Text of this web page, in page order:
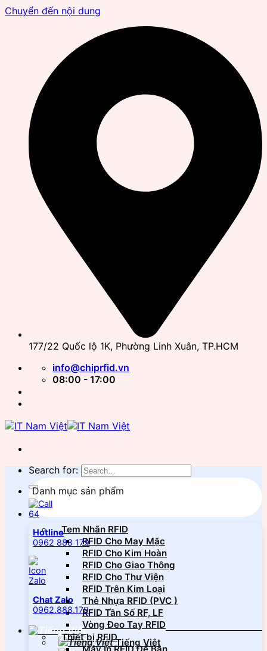
Chuyển đến nội dung
177/22 Quốc lộ 1K, Phường Linh Xuân, TP.HCM
info@chiprfid.vn
08:00 - 17:00
Search for:
Hotline
0962 888 179
Chat Zalo
0962.888.179
Tiếng Việt
Danh mục sản phẩm
Tem Nhãn RFID
RFID Cho May Mặc
RFID Cho Kim Hoàn
RFID Cho Giao Thông
RFID Cho Thư Viện
RFID Trên Kim Loại
Thẻ Nhựa RFID (PVC )
RFID Tần Số RF, LF
Vòng Đeo Tay RFID
Thiết bị RFID
Máy In RFID Để Bàn